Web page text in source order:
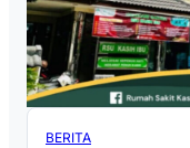
BERITA